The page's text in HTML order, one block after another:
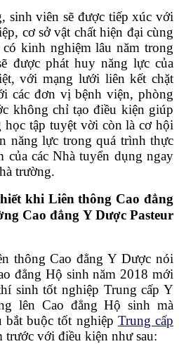
sinh viên sẽ được tiếp xúc với
cơ sở vật chất hiện đại cùng
kinh nghiệm lâu năm trong
được phát huy năng lực của
với mạng lưới liên kết chặt
các đơn vị bệnh viện, phòng
không chỉ tạo điều kiện giúp
tập tuyệt vời còn là cơ hội
năng lực trong quá trình thực
của các Nhà tuyển dụng ngay
trường.
khi Liên thông Cao đẳng
Cao đẳng Y Dược Pasteur
thông Cao đẳng Y Dược nói
đẳng Hộ sinh năm 2018 mới
sinh tốt nghiệp Trung cấp Y
lên Cao đẳng Hộ sinh mà
bắt buộc tốt nghiệp Trung cấp
trước với điều kiện như sau: